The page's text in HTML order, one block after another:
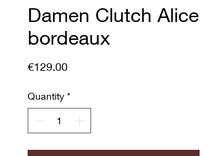
Damen Clutch Alice
bordeaux
€129.00Price
Quantity *